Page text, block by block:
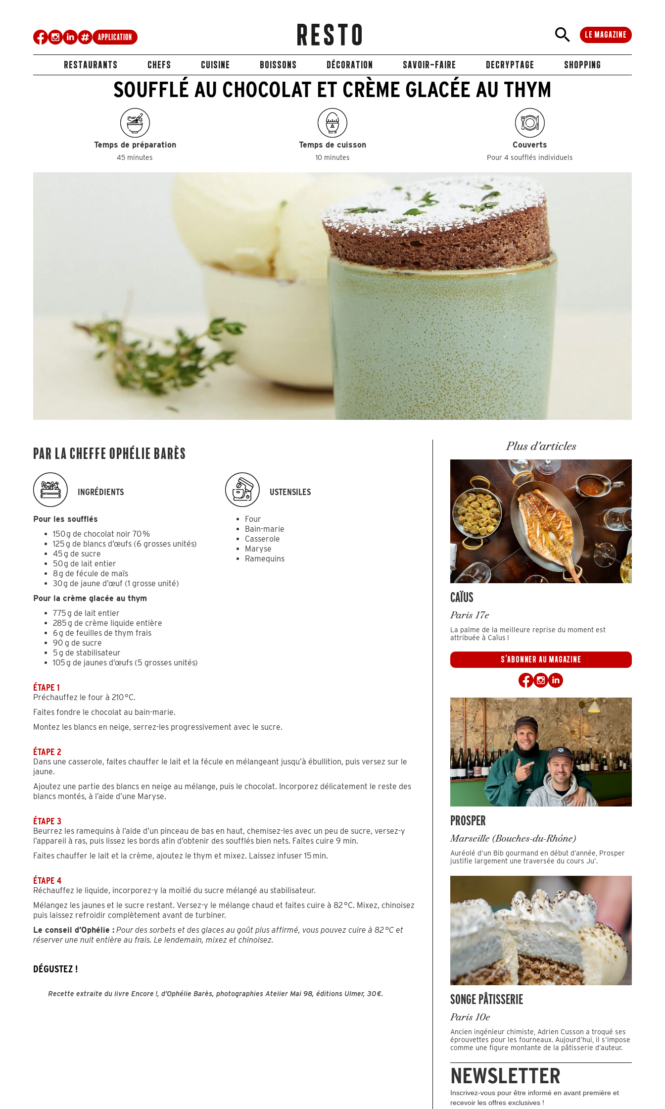
Application LE MAGAZINE
RESTAURANTS CHEFS CUISINE BOISSONS DÉCORATION SAVOIR-FAIRE DECRYPTAGE SHOPPING
SOUFFLÉ AU CHOCOLAT ET CRÈME GLACÉE AU THYM
Temps de préparation
45 minutes
Temps de cuisson
10 minutes
Couverts
Pour 4 soufflés individuels
Par la cheffe Ophélie Barès
INGRÉDIENTS
Pour les soufflés
150 g de chocolat noir 70 %
125 g de blancs d’œufs (6 grosses unités)
45 g de sucre
50 g de lait entier
8 g de fécule de maïs
30 g de jaune d’œuf (1 grosse unité)
Pour la crème glacée au thym
775 g de lait entier
285 g de crème liquide entière
6 g de feuilles de thym frais
90 g de sucre
5 g de stabilisateur
105 g de jaunes d’œufs (5 grosses unités)
USTENSILES
Four
Bain-marie
Casserole
Maryse
Ramequins
ÉTAPE 1
Préchauffez le four à 210 °C.
Faites fondre le chocolat au bain-marie.
Montez les blancs en neige, serrez-les progressivement avec le sucre.
ÉTAPE 2
Dans une casserole, faites chauffer le lait et la fécule en mélangeant jusqu’à ébullition, puis versez sur le
jaune.
Ajoutez une partie des blancs en neige au mélange, puis le chocolat. Incorporez délicatement le reste des
blancs montés, à l’aide d’une Maryse.
ÉTAPE 3
Beurrez les ramequins à l’aide d’un pinceau de bas en haut, chemisez-les avec un peu de sucre, versez-y
l’appareil à ras, puis lissez les bords afin d’obtenir des soufflés bien nets. Faites cuire 9 min.
Faites chauffer le lait et la crème, ajoutez le thym et mixez. Laissez infuser 15 min.
ÉTAPE 4
Réchauffez le liquide, incorporez-y la moitié du sucre mélangé au stabilisateur.
Mélangez les jaunes et le sucre restant. Versez-y le mélange chaud et faites cuire à 82 °C. Mixez, chinoisez
puis laissez refroidir complètement avant de turbiner.
Le conseil d’Ophélie : Pour des sorbets et des glaces au goût plus affirmé, vous pouvez cuire à 82 °C et
réserver une nuit entière au frais. Le lendemain, mixez et chinoisez.
DÉGUSTEZ !
Recette extraite du livre Encore !, d’Ophélie Barès, photographies Atelier Mai 98, éditions Ulmer, 30 €.
Plus d'articles
CAÏUS
Paris 17e
La palme de la meilleure reprise du moment est
attribuée à Caïus !
S'ABONNER AU MAGAZINE
PROSPER
Marseille (Bouches-du-Rhône)
Auréolé d’un Bib gourmand en début d’année, Prosper
justifie largement une traversée du cours Ju’.
SONGE PÂTISSERIE
Paris 10e
Ancien ingénieur chimiste, Adrien Cusson a troqué ses
éprouvettes pour les fourneaux. Aujourd’hui, il s’impose
comme une figure montante de la pâtisserie d’auteur.
NEWSLETTER
Inscrivez-vous pour être informé en avant première et
recevoir les offres exclusives !